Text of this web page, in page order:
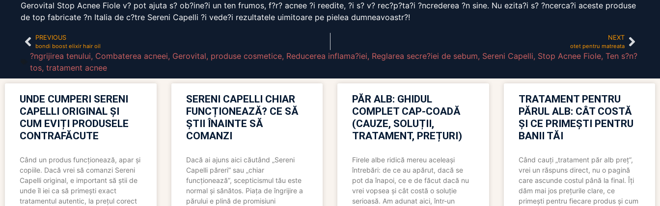
Gerovital Stop Acnee Fiole v? pot ajuta s? ob?ine?i un ten frumos, f?r? acnee ?i reedite, ?i s? v? rec?p?ta?i ?ncrederea ?n sine. Nu ezita?i s? ?ncerca?i aceste produse
de top fabricate ?n Italia de c?tre Sereni Capelli ?i vede?i rezultatele uimitoare pe pielea dumneavoastr?!
PREVIOUS
bondi boost elixir hair oil
NEXT
otet pentru matreata
?ngrijirea tenului, Combaterea acneei, Gerovital, produse cosmetice, Reducerea inflama?iei, Reglarea secre?iei de sebum, Sereni Capelli, Stop Acnee Fiole, Ten s?n?
tos, tratament acnee
UNDE CUMPERI SERENI
CAPELLI ORIGINAL ȘI
CUM EVIȚI PRODUSELE
CONTRAFĂCUTE
Când un produs funcționează, apar și
copiile. Dacă vrei să comanzi Sereni
Capelli original, e important să știi de
unde îl iei ca să primești exact
tratamentul autentic, la prețul corect
SERENI CAPELLI CHIAR
FUNCȚIONEAZĂ? CE SĂ
ȘTII ÎNAINTE SĂ
COMANZI
Dacă ai ajuns aici căutând „Sereni
Capelli păreri” sau „chiar
funcționează”, scepticismul tău este
normal și sănătos. Piața de îngrijire a
părului e plină de promisiuni
PĂR ALB: GHIDUL
COMPLET CAP-COADĂ
(CAUZE, SOLUȚII,
TRATAMENT, PREȚURI)
Firele albe ridică mereu aceleași
întrebări: de ce au apărut, dacă se
pot da înapoi, ce e de făcut dacă nu
vrei vopsea și cât costă o soluție
serioasă. Am adunat aici, într-un
TRATAMENT PENTRU
PĂRUL ALB: CÂT COSTĂ
ȘI CE PRIMEȘTI PENTRU
BANII TĂI
Când cauți „tratament păr alb preț”,
vrei un răspuns direct, nu o pagină
care ascunde costul până la final. Îți
dăm mai jos prețurile clare, ce
primești pentru fiecare produs și cum